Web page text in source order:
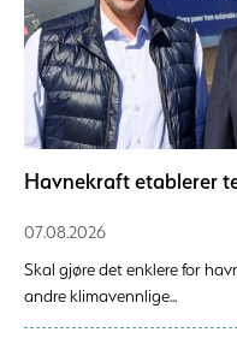
Havnekraft etablerer
07.08.2026
Skal gjøre det enklere for
andre klimavennlige...